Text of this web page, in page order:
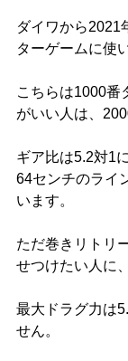
ダイワから2021
ターゲームに使
こちらは1000番
がいい人は、
ギア比は5.2対1
64センチのライ
います。
ただ巻きリトリ
せつけたい人に
最大ドラグ力は
せん。